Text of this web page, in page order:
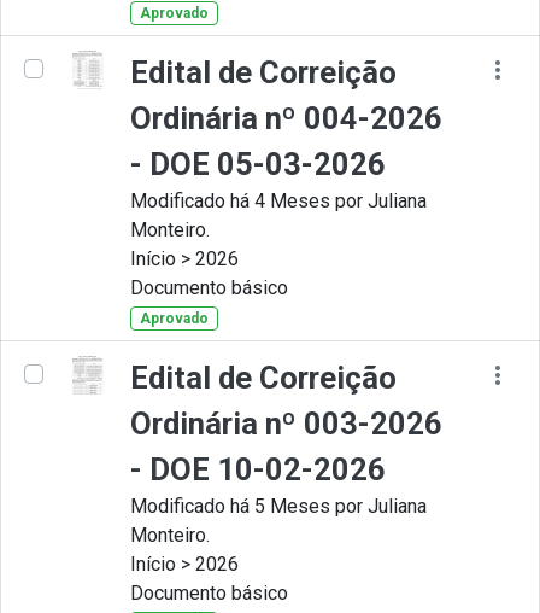
Aprovado
Edital de Correição
Ordinária nº 004-2026
- DOE 05-03-2026
Modificado há 4 Meses por Juliana
Monteiro.
Início > 2026
Documento básico
Aprovado
Edital de Correição
Ordinária nº 003-2026
- DOE 10-02-2026
Modificado há 5 Meses por Juliana
Monteiro.
Início > 2026
Documento básico